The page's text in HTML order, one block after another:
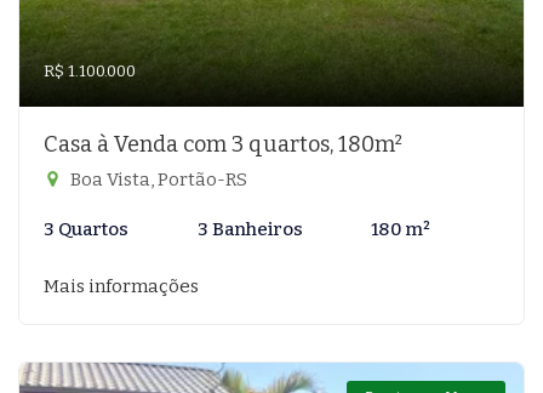
R$ 1.100.000
Casa à Venda com 3 quartos, 180m²
Boa Vista, Portão-RS
3 Quartos 3 Banheiros 180 m²
Mais informações